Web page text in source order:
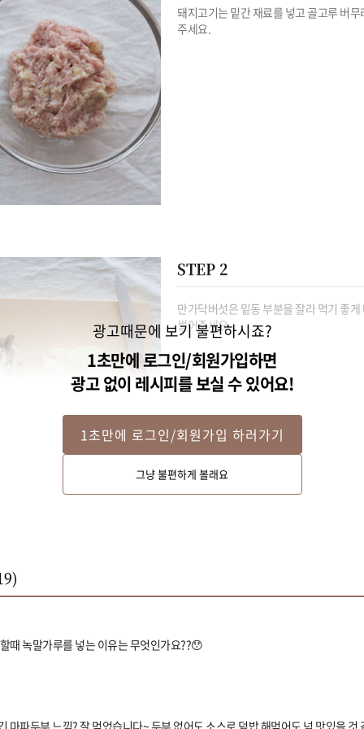
돼지고기는 밑간 재료를 넣고 골고루 버무
주세요.
STEP 2
만가닥버섯은 밑동 부분을 잘라 먹기 좋
썰어주세요.
광고때문에 보기 불편하시죠?
1초만에 로그인/회원가입하면
광고 없이 레시피를 보실 수 있어요!
1초만에 로그인/회원가입 하러가기
그냥 불편하게 볼래요
)
때 녹말가루를 넣는 이유는 무엇인가요??😯
마파두부 느낌? 잘 먹었습니다~ 두부 없어도 소스로 덮밥 해먹어도 넘 맛있을 것